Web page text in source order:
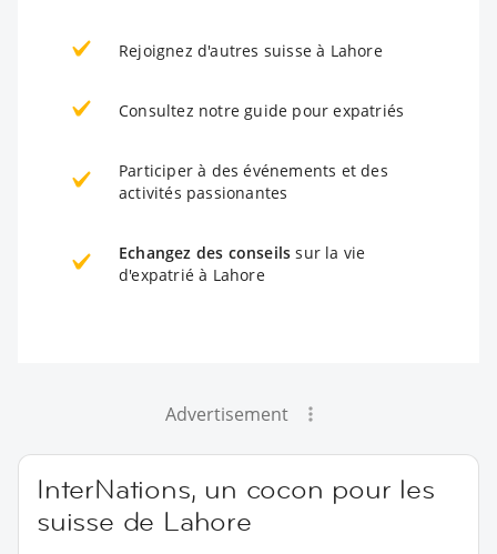
Rejoignez d'autres suisse à Lahore
Consultez notre guide pour expatriés
Participer à des événements et des
activités passionantes
Echangez des conseils sur la vie
d'expatrié à Lahore
Advertisement
InterNations, un cocon pour les
suisse de Lahore